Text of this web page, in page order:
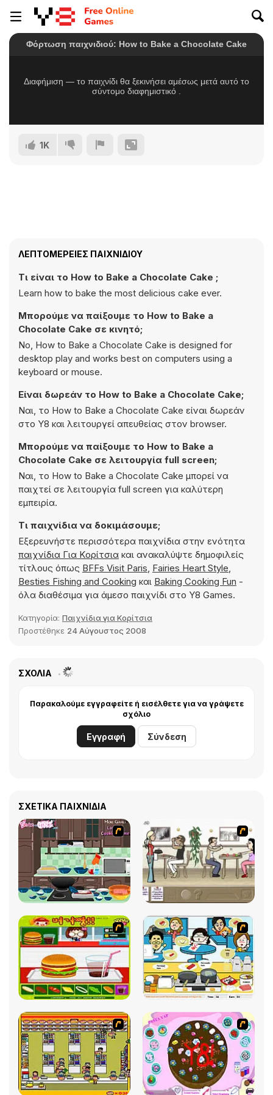
1K
ΛΕΠΤΟΜΈΡΕΙΕΣ ΠΑΙΧΝΙΔΙΟΎ
Τι είναι το How to Bake a Chocolate Cake ;
Learn how to bake the most delicious cake ever.
Μπορούμε να παίξουμε το How to Bake a
Chocolate Cake σε κινητό;
No, How to Bake a Chocolate Cake is designed for
desktop play and works best on computers using a
keyboard or mouse.
Είναι δωρεάν το How to Bake a Chocolate Cake;
Ναι, το How to Bake a Chocolate Cake είναι δωρεάν
στο Y8 και λειτουργεί απευθείας στον browser.
Μπορούμε να παίξουμε το How to Bake a
Chocolate Cake σε λειτουργία full screen;
Ναι, το How to Bake a Chocolate Cake μπορεί να
παιχτεί σε λειτουργία full screen για καλύτερη
εμπειρία.
Τι παιχνίδια να δοκιμάσουμε;
Εξερευνήστε περισσότερα παιχνίδια στην ενότητα
παιχνίδια Για Kορίτσια και ανακαλύψτε δημοφιλείς
τίτλους όπως BFFs Visit Paris, Fairies Heart Style,
Besties Fishing and Cooking και Baking Cooking Fun -
όλα διαθέσιμα για άμεσο παιχνίδι στο Y8 Games.
Κατηγορία: Παιχνίδια για Κορίτσια
Προστέθηκε 24 Αύγουστος 2008
ΣΧΌΛΙΑ
Παρακαλούμε εγγραφείτε ή εισέλθετε για να γράψετε
σχόλιο
Εγγραφή Σύνδεση
ΣΧΕΤΙΚΆ ΠΑΙΧΝΊΔΙΑ